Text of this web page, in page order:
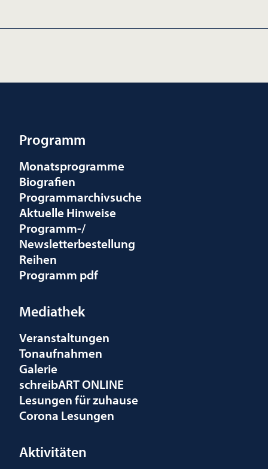
Programm
Monatsprogramme
Biografien
Programmarchivsuche
Aktuelle Hinweise
Programm-/
Newsletterbestellung
Reihen
Programm pdf
Mediathek
Veranstaltungen
Tonaufnahmen
Galerie
schreibART ONLINE
Lesungen für zuhause
Corona Lesungen
Aktivitäten